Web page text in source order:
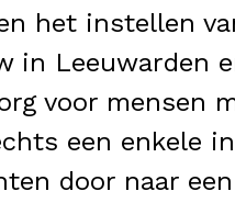
het instellen
in Leeuwarden
voor mensen
een enkele
door naar